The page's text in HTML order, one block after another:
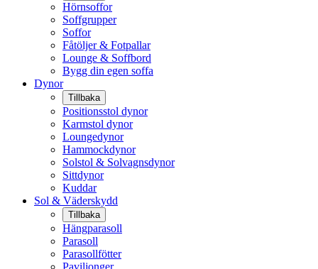
Hörnsoffor
Soffgrupper
Soffor
Fåtöljer & Fotpallar
Lounge & Soffbord
Bygg din egen soffa
Dynor
Tillbaka
Positionsstol dynor
Karmstol dynor
Loungedynor
Hammockdynor
Solstol & Solvagnsdynor
Sittdynor
Kuddar
Sol & Väderskydd
Tillbaka
Hängparasoll
Parasoll
Parasollfötter
Paviljonger